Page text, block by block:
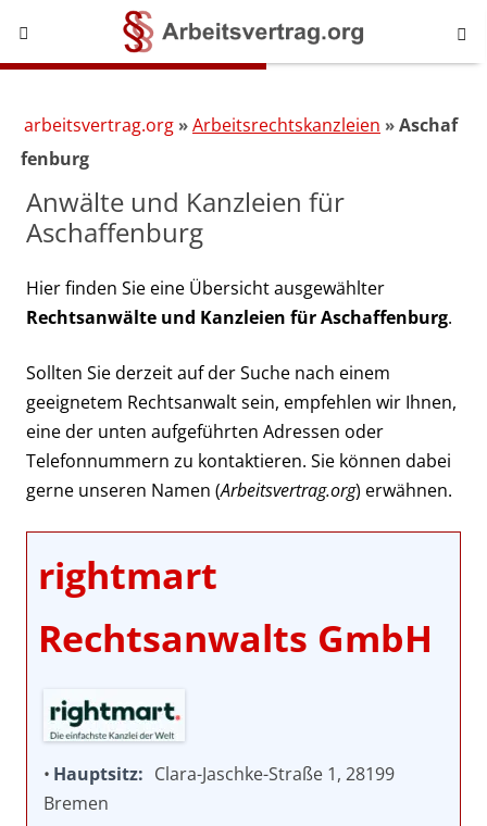
arbeitsvertrag.org Arbeitsrechtskanzleien
Aschaf
fenburg
Anwälte und Kanzleien für
Aschaffenburg
Hier finden Sie eine Übersicht ausgewählter
Rechtsanwälte und Kanzleien für Aschaffenburg.
Sollten Sie derzeit auf der Suche nach einem
geeignetem Rechtsanwalt sein, empfehlen wir Ihnen,
eine der unten aufgeführten Adressen oder
Telefonnummern zu kontaktieren. Sie können dabei
gerne unseren Namen (Arbeitsvertrag.org) erwähnen.
rightmart
Rechtsanwalts GmbH
Hauptsitz
Clara-Jaschke-Straße 1, 28199
Bremen